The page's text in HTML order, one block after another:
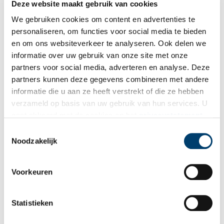
Deze website maakt gebruik van cookies
We gebruiken cookies om content en advertenties te
personaliseren, om functies voor social media te bieden
en om ons websiteverkeer te analyseren. Ook delen we
informatie over uw gebruik van onze site met onze
partners voor social media, adverteren en analyse. Deze
partners kunnen deze gegevens combineren met andere
informatie die u aan ze heeft verstrekt of die ze hebben
verzameld op basis van uw gebruik van hun services. U
Noodzakelijk
Voorkeuren
Statistieken
Uitgeverij Noord-
Holland.